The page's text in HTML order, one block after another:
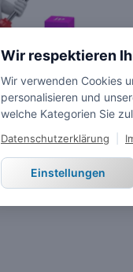
Wir respektieren
Wir verwenden Cookies
personalisieren und
welche Kategorien Sie
Datenschutzerklärung
Einstellungen